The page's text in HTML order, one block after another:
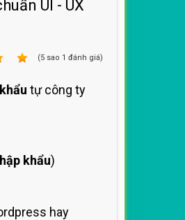
UI - UX
(5 sao 1 đánh giá)
tự công ty
khẩu)
hay